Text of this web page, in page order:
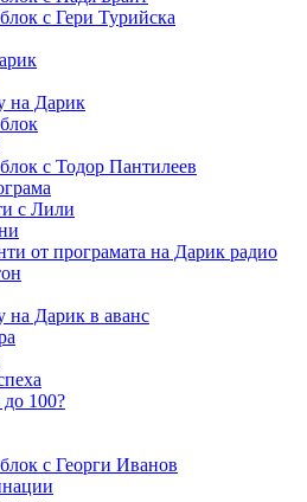
с Гери Турийска
на Дарик
с Тодор Пантилеев
с Лили
от програмата на Дарик радио
на Дарик в аванс
100?
с Георги Иванов